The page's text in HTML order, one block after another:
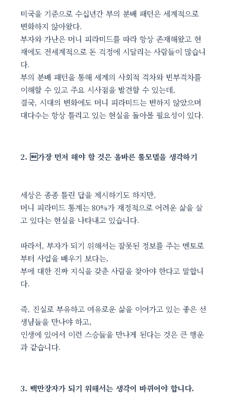
미국을 기준으로 수십년간 부의 분배 패턴은 세계적으로
변화하지 않아왔다.
부자와 가난은 머니 피라미드를 따라 항상 존재해왔고 현
재에도 전세계적으로 돈 걱정에 시달리는 사람들이 많습니
다.
부의 분배 패턴을 통해 세계의 사회적 격차와 빈부격차를
이해할 수 있고 주요 시사점을 발견할 수 있는데,
결국, 시대의 변화에도 머니 피라미드는 변하지 않았으며
대다수는 항상 틀리고 있는 현실을 돌아볼 필요성이 있다.
2. 가장 먼저 해야 할 것은 올바른 롤모델을 생각하기
세상은 종종 틀린 답을 제시하기도 하지만,
머니 피라미드 통계는 80%가 재정적으로 어려운 삶을 살
고 있다는 현실을 나타내고 있습니다.
따라서, 부자가 되기 위해서는 잘못된 정보를 주는 멘토로
부터 사업을 배우기 보다는,
부에 대한 진짜 지식을 갖춘 사람을 찾아야 한다고 말합니
다.
즉, 진실로 부유하고 여유로운 삶을 이어가고 있는 좋은 선
생님들을 만나야 하고,
인생에 있어서 이런 스승들을 만나게 된다는 것은 큰 행운
과 같습니다.
3. 백만장자가 되기 위해서는 생각이 바뀌어야 합니다.